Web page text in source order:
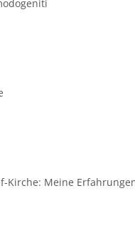
Kirche: Meine